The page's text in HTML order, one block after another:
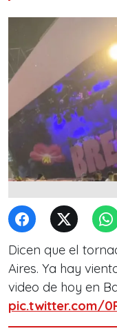
Dicen que el
Aires. Ya hay
video de hoy en
pic.twitter.com/